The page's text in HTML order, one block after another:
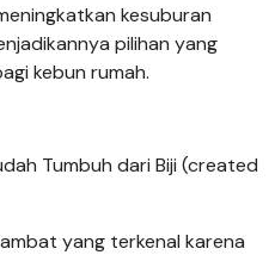
kesuburan
pilihan yang
kebun rumah.
Tumbuh dari Biji (created
yang terkenal karena